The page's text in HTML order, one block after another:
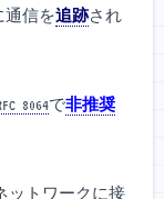
通信を追跡され
8064で非推奨
ットワークに接